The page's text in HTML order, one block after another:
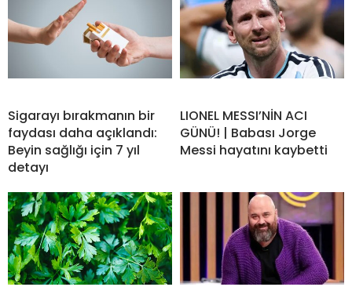
Sigarayı bırakmanın bir
faydası daha açıklandı:
Beyin sağlığı için 7 yıl
detayı
LIONEL MESSI’NİN ACI
GÜNÜ! | Babası Jorge
Messi hayatını kaybetti